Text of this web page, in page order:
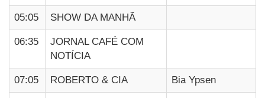
05:05 SHOW DA MANHÃ
06:35
JORNAL CAFÉ COM
NOTÍCIA
07:05 ROBERTO & CIA Bia Ypsen